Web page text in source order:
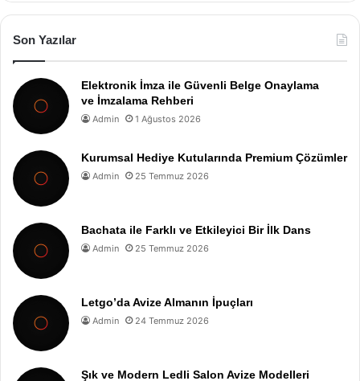
Son Yazılar
Elektronik İmza ile Güvenli Belge Onaylama
ve İmzalama Rehberi
Admin 1 Ağustos 2026
Kurumsal Hediye Kutularında Premium Çözümler
Admin 25 Temmuz 2026
Bachata ile Farklı ve Etkileyici Bir İlk Dans
Admin 25 Temmuz 2026
Letgo’da Avize Almanın İpuçları
Admin 24 Temmuz 2026
Şık ve Modern Ledli Salon Avize Modelleri